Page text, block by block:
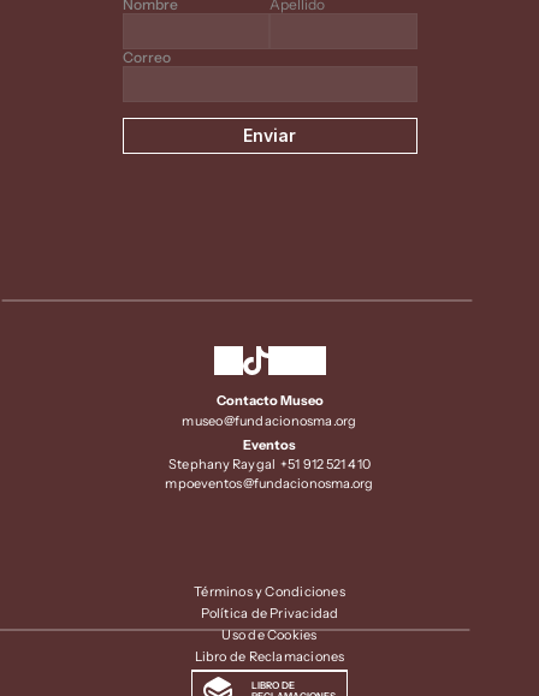
Nombre Apellido
Correo
Enviar
Contacto Museo
museo@fundacionosma.org
Eventos
Stephany Raygal  +51 912 521 410
mpoeventos@fundacionosma.org
Términos y Condiciones
Política de Privacidad
Uso de Cookies
Libro de Reclamaciones
LIBRO DE